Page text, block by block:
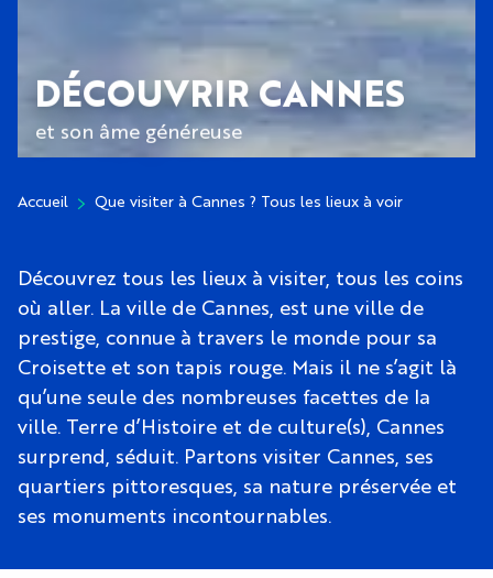
DÉCOUVRIR CANNES
et son âme généreuse
Accueil Que visiter à Cannes ? Tous les lieux à voir
Découvrez tous les lieux à visiter, tous les coins
où aller. La ville de Cannes, est une ville de
prestige, connue à travers le monde pour sa
Croisette et son tapis rouge. Mais il ne s’agit là
qu’une seule des nombreuses facettes de la
ville. Terre d’Histoire et de culture(s), Cannes
surprend, séduit. Partons visiter Cannes, ses
quartiers pittoresques, sa nature préservée et
ses monuments incontournables.